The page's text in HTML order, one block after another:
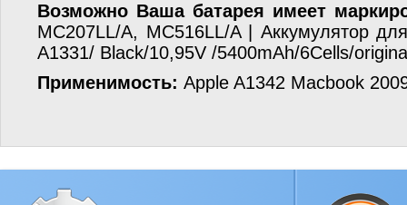
Возможно Ваша батарея имеет
MC207LL/A, MC516LL/A | Аккумулятор
A1331/ Black/10,95V /5400mAh/6Cells/
Применимость: Apple A1342 Macbook